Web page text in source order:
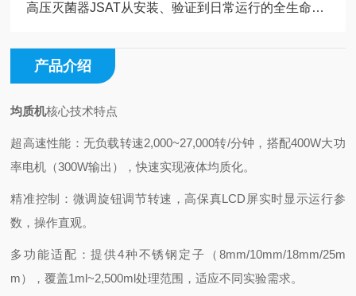
高压灭菌器JSAT从安装、验证到日常运行的全生命周期管理​
产品介绍
均质机核心技术特点
超高速性能：无负载转速2,000~27,000转/分钟，搭配400W大功
率电机（300W输出），快速实现液体均质化。
精准控制：微调旋钮调节转速，高保真LCD屏实时显示运行参
数，操作直观。
多功能适配：提供4种不锈钢定子（8mm/10mm/18mm/25m
m），覆盖1ml~2,500ml处理范围，适应不同实验需求。